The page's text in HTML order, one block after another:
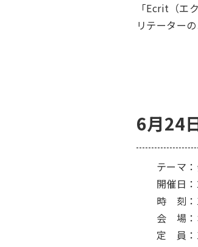
「Ecrit（エ
リテーター
6月24
テーマ：
開催日：
時 刻：
会 場：オ
定 員：